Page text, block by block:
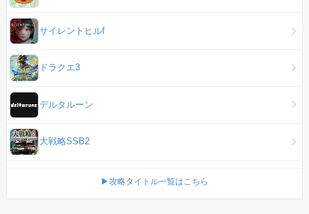
サイレントヒルf
ドラクエ3
デルタルーン
大戦略SSB2
▶攻略タイトル一覧はこちら